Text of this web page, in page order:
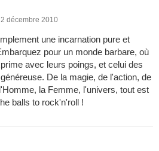
décembre 2010
une incarnation pure et
pour un monde barbare, où
avec leurs poings, et celui des
De la magie, de l'action, de
la Femme, l'univers, tout est
balls to rock'n'roll !